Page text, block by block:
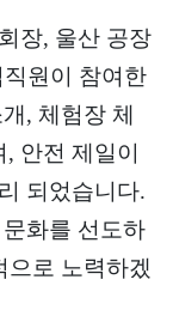
장, 울산 공장
원이 참여한
, 체험장 체
, 안전 제일이
되었습니다.
화를 선도하
으로 노력하겠